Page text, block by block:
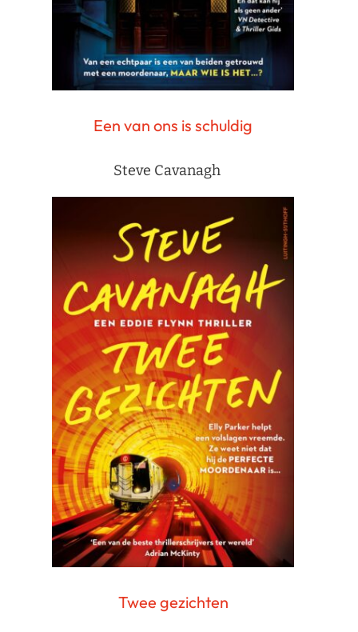
Een van ons is schuldig
Steve Cavanagh
Twee gezichten